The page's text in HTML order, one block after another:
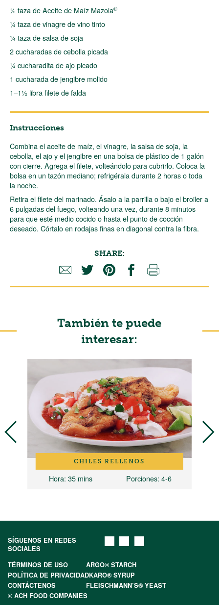
½ taza de Aceite de Maíz Mazola®
¼ taza de vinagre de vino tinto
¼ taza de salsa de soja
2 cucharadas de cebolla picada
¼ cucharadita de ajo picado
1 cucharada de jengibre molido
1–1½ libra filete de falda
Instrucciones
Combina el aceite de maíz, el vinagre, la salsa de soja, la
cebolla, el ajo y el jengibre en una bolsa de plástico de 1 galón
con cierre. Agrega el filete, volteándolo para cubrirlo. Coloca la
bolsa en un tazón mediano; refrigérala durante 2 horas o toda
la noche.
Retira el filete del marinado. Ásalo a la parrilla o bajo el broiler a
6 pulgadas del fuego, volteando una vez, durante 8 minutos
para que esté medio cocido o hasta el punto de cocción
deseado. Córtalo en rodajas finas en diagonal contra la fibra.
SHARE:
También te puede
interesar:
CHILES RELLENOS
Hora: 35 mins Porciones: 4-6
SÍGUENOS EN REDES
SOCIALES
TÉRMINOS DE USO
ARGO® STARCH
POLÍTICA DE PRIVACIDADKARO® SYRUP
CONTÁCTENOS
FLEISCHMANN’S® YEAST
© ACH FOOD COMPANIES